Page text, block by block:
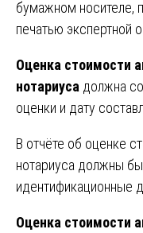
бумажном носителе,
печатью экспертной
Оценка стоимости
нотариуса должна
оценки и дату
В отчёте об оценке
нотариуса должны
идентификационные
Оценка стоимости